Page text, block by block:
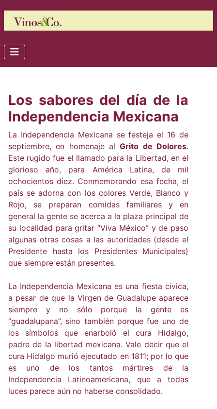
Los sabores del día de la
Independencia Mexicana
La Independencia Mexicana se festeja el 16 de
septiembre, en homenaje alGrito de Dolores.
Este rugido fue el llamado para la Libertad, en el
glorioso año, para América Latina, de mil
ochocientos diez. Conmemorando esa fecha, el
país se adorna con los colores Verde, Blanco y
Rojo, se preparan comidas familiares y en
general la gente se acerca a la plaza principal de
su localidad para gritar “Viva México” y de paso
algunas otras cosas a las autoridades (desde el
Presidente hasta los Presidentes Municipales)
que siempre están presentes.
La Independencia Mexicana es una fiesta cívica,
a pesar de que la Virgen de Guadalupe aparece
siempre y no sólo porque la gente es
“guadalupana”, sino también porque fue uno de
los símbolos que enarboló el cura Hidalgo,
padre de la libertad mexicana. Vale decir que el
cura Hidalgo murió ejecutado en 1811; por lo que
es uno de los tantos mártires de la
Independencia Latinoamericana, que a todas
luces parece aún no haberse consolidado.